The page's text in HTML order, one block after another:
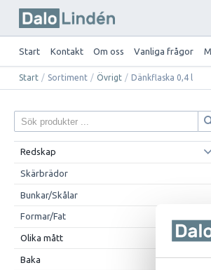
Start Kontakt Om oss Vanliga frågor
Start / Sortiment / Övrigt / Dänkflaska 0,4 l
Redskap
Skärbrädor
Bunkar/Skålar
Formar/Fat
Olika mått
Baka